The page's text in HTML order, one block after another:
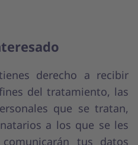
derecho a recibir
del tratamiento, las
que se tratan,
a los que se les
tus datos